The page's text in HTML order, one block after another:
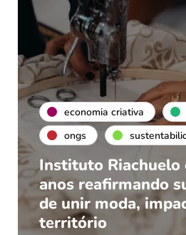
economia criativa
ongs
Instituto Riachuelo
anos reafirmando
de unir moda,
território